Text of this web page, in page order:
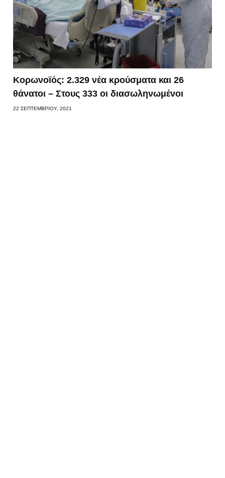
Κορωνοϊός: 2.329 νέα κρούσματα και 26
θάνατοι – Στους 333 οι διασωληνωμένοι
22 ΣΕΠΤΕΜΒΡΊΟΥ, 2021